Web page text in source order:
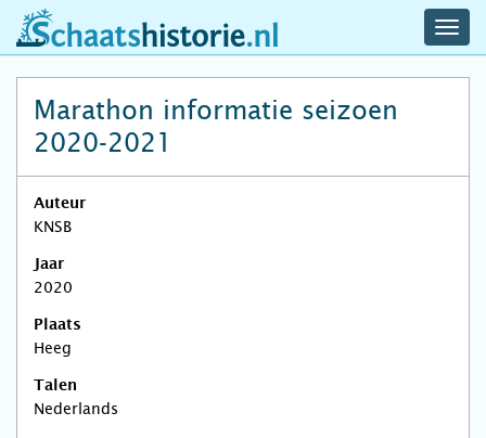
schaatshistorie.nl
Marathon informatie seizoen
2020-2021
Auteur
KNSB
Jaar
2020
Plaats
Heeg
Talen
Nederlands